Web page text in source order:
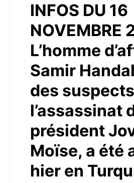
INFOS DU 16
NOVEMBRE
L’homme
Samir
des
l’assassinat
président
Moïse, a été
hier en